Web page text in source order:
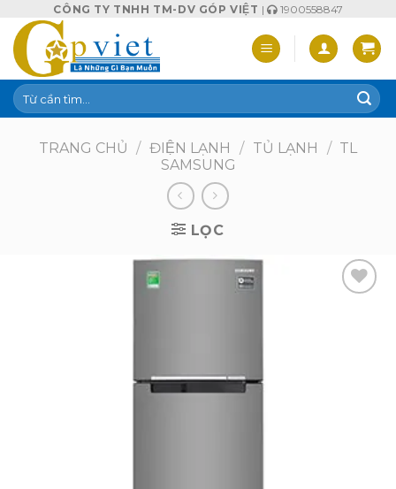
content
CÔNG TY TNHH TM-DV GÓP VIỆT | 1900558847
Tìm
kiếm:
TRANG CHỦ / ĐIỆN LẠNH / TỦ LẠNH / TL
SAMSUNG
LỌC